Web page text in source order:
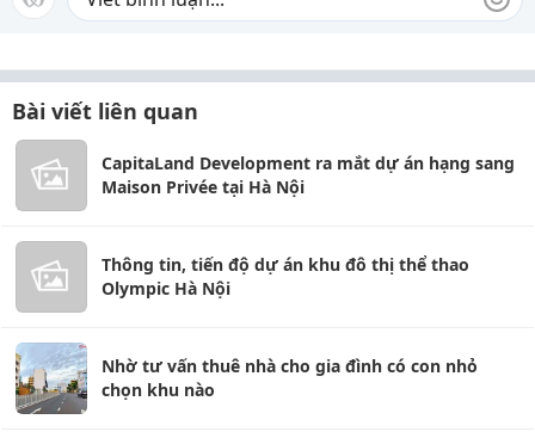
Bài viết liên quan
CapitaLand Development ra mắt dự án hạng sang
Maison Privée tại Hà Nội
Thông tin, tiến độ dự án khu đô thị thể thao
Olympic Hà Nội
Nhờ tư vấn thuê nhà cho gia đình có con nhỏ
chọn khu nào